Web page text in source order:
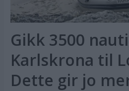
Gikk 3500
Karlskrona til
Dette gir jo